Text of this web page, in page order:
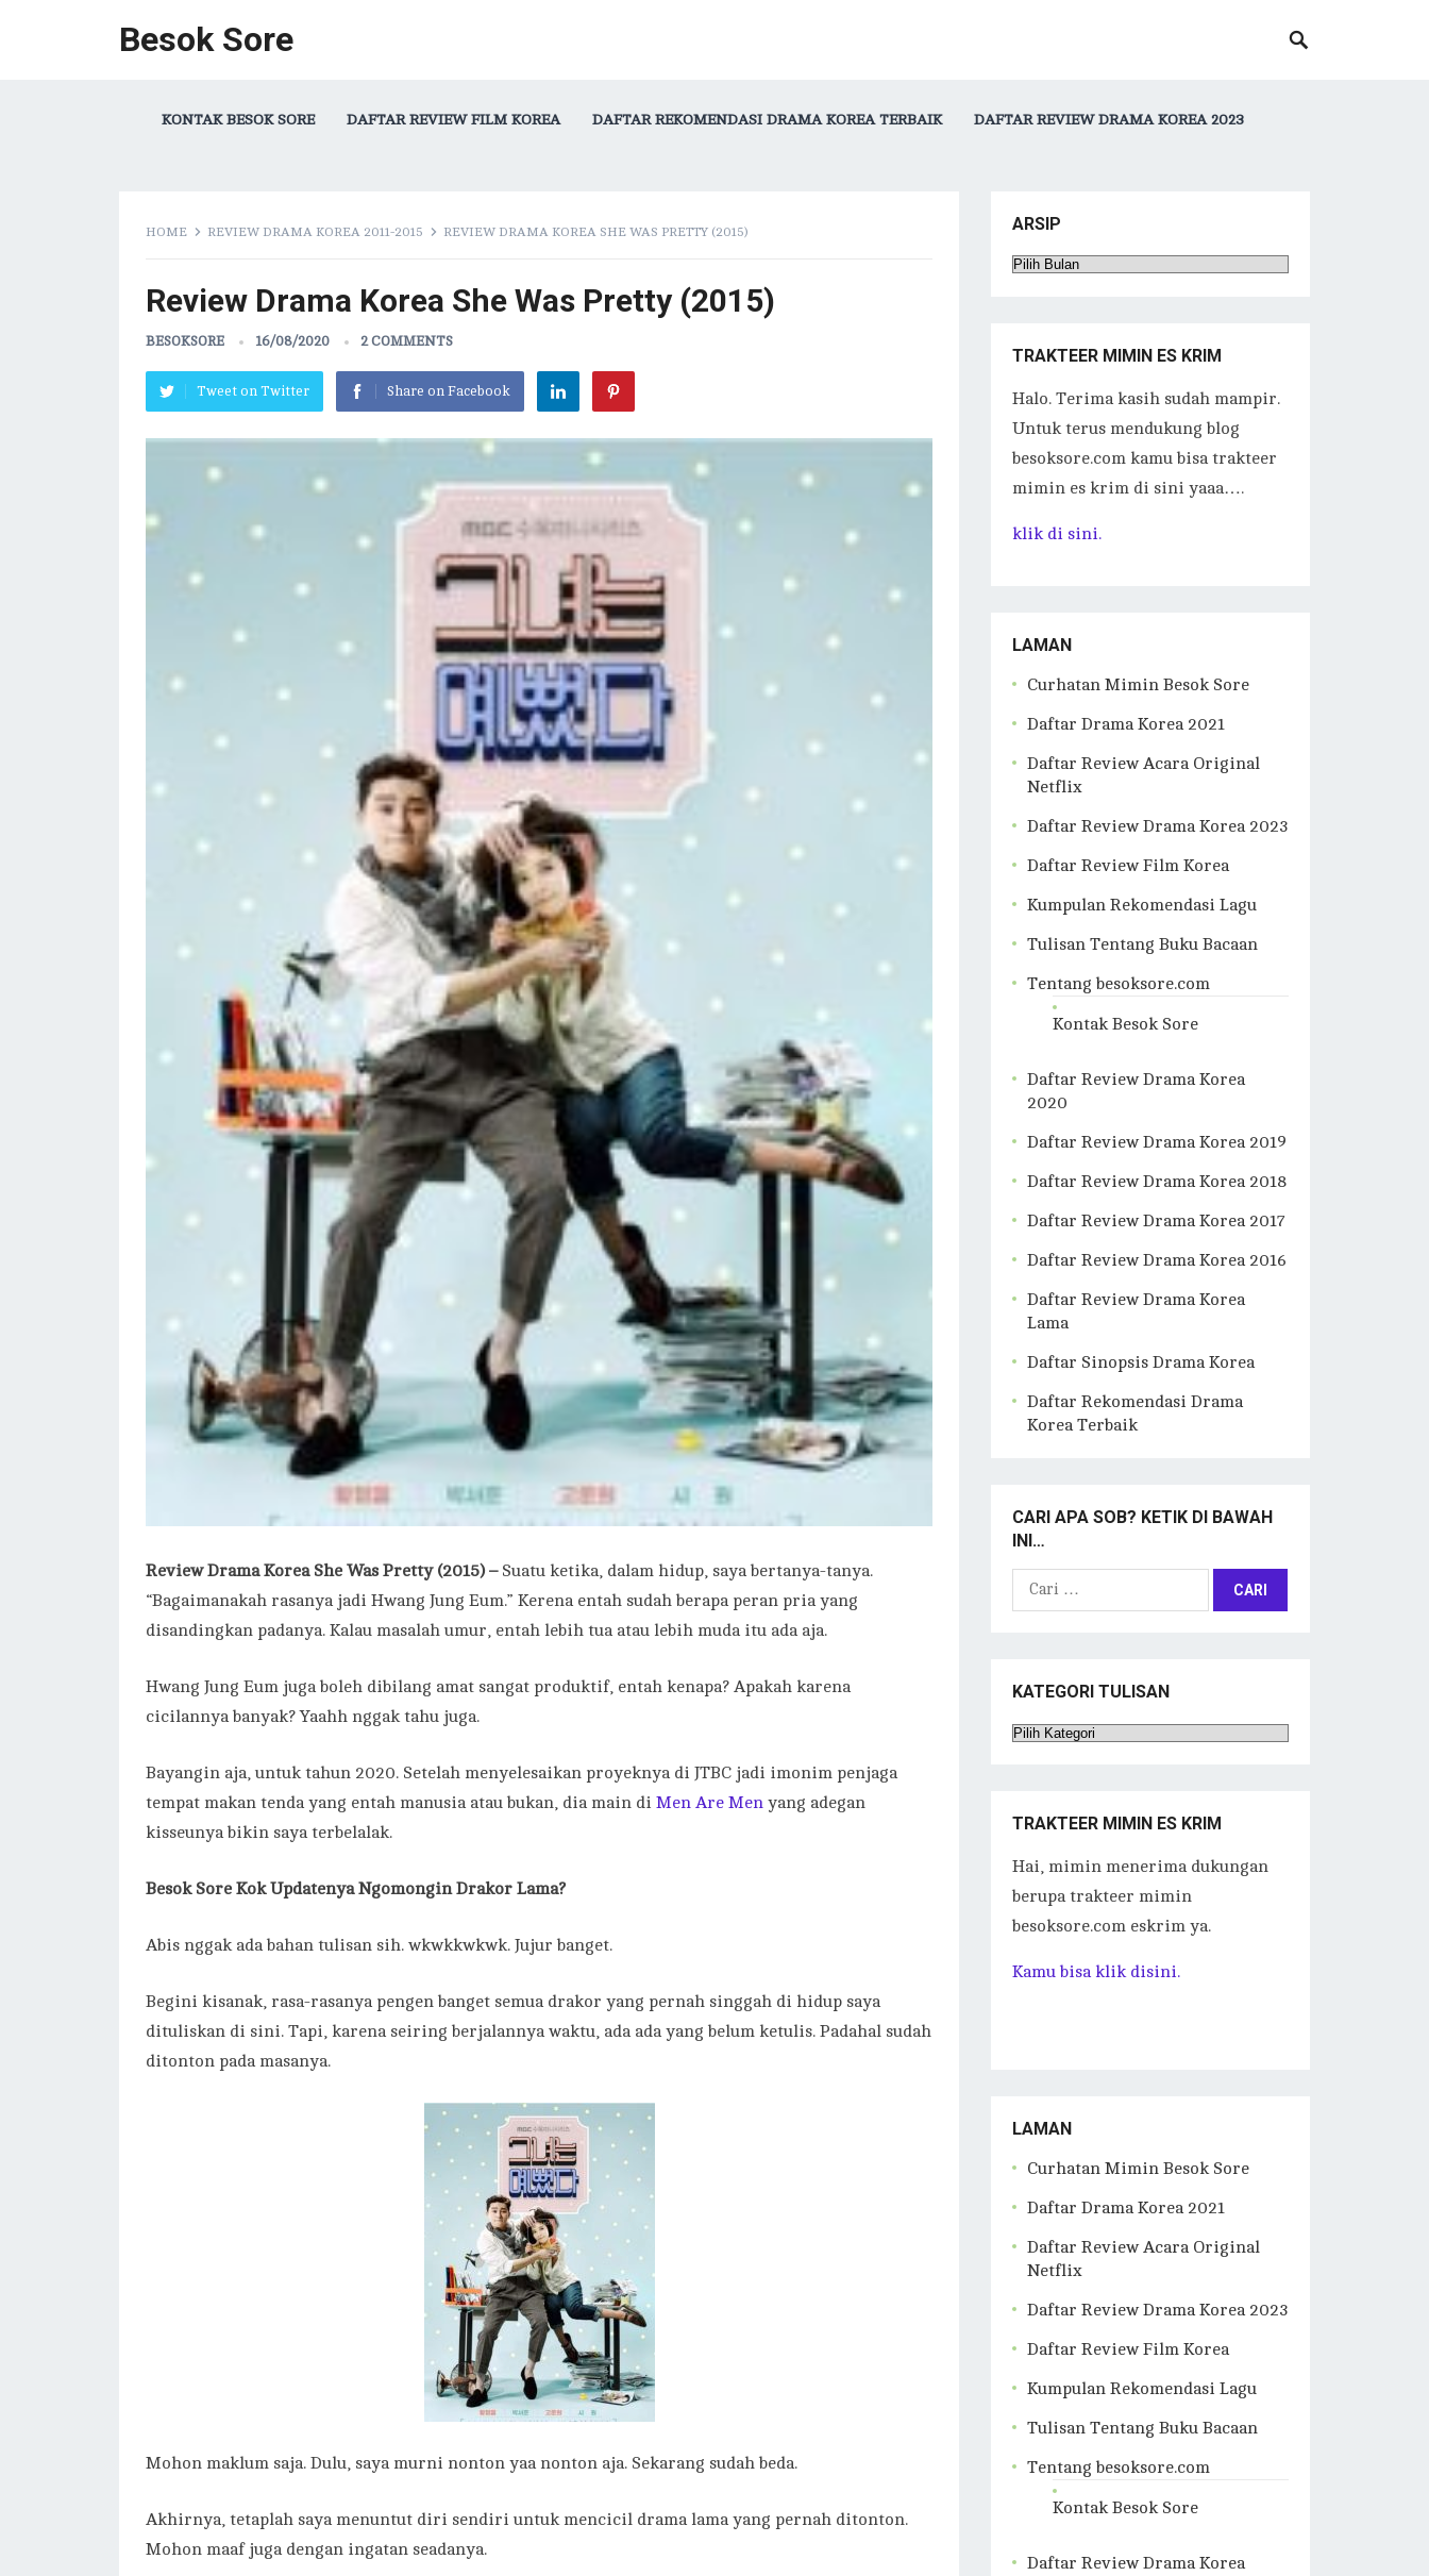
Besok Sore
KONTAK BESOK SORE DAFTAR REVIEW FILM KOREA DAFTAR REKOMENDASI DRAMA KOREA TERBAIK DAFTAR REVIEW DRAMA KOREA 2023
HOME REVIEW DRAMA KOREA 2011-2015 REVIEW DRAMA KOREA SHE WAS PRETTY (2015)
Review Drama Korea She Was Pretty (2015)
BESOKSORE 16/08/2020 2 COMMENTS
Tweet on Twitter Share on Facebook
Review Drama Korea She Was Pretty (2015) – Suatu ketika, dalam hidup, saya bertanya-tanya.
“Bagaimanakah rasanya jadi Hwang Jung Eum.” Kerena entah sudah berapa peran pria yang
disandingkan padanya. Kalau masalah umur, entah lebih tua atau lebih muda itu ada aja.
Hwang Jung Eum juga boleh dibilang amat sangat produktif, entah kenapa? Apakah karena
cicilannya banyak? Yaahh nggak tahu juga.
Bayangin aja, untuk tahun 2020. Setelah menyelesaikan proyeknya di JTBC jadi imonim penjaga
tempat makan tenda yang entah manusia atau bukan, dia main di Men Are Men yang adegan
kisseunya bikin saya terbelalak.
Besok Sore Kok Updatenya Ngomongin Drakor Lama?
Abis nggak ada bahan tulisan sih. wkwkkwkwk. Jujur banget.
Begini kisanak, rasa-rasanya pengen banget semua drakor yang pernah singgah di hidup saya
dituliskan di sini. Tapi, karena seiring berjalannya waktu, ada ada yang belum ketulis. Padahal sudah
ditonton pada masanya.
Mohon maklum saja. Dulu, saya murni nonton yaa nonton aja. Sekarang sudah beda.
Akhirnya, tetaplah saya menuntut diri sendiri untuk mencicil drama lama yang pernah ditonton.
Mohon maaf juga dengan ingatan seadanya.
ARSIP
Arsip
TRAKTEER MIMIN ES KRIM
Halo. Terima kasih sudah mampir.
Untuk terus mendukung blog
besoksore.com kamu bisa trakteer
mimin es krim di sini yaaa….
klik di sini.
LAMAN
Curhatan Mimin Besok Sore
Daftar Drama Korea 2021
Daftar Review Acara Original
Netflix
Daftar Review Drama Korea 2023
Daftar Review Film Korea
Kumpulan Rekomendasi Lagu
Tulisan Tentang Buku Bacaan
Tentang besoksore.com
Kontak Besok Sore
Daftar Review Drama Korea
2020
Daftar Review Drama Korea 2019
Daftar Review Drama Korea 2018
Daftar Review Drama Korea 2017
Daftar Review Drama Korea 2016
Daftar Review Drama Korea
Lama
Daftar Sinopsis Drama Korea
Daftar Rekomendasi Drama
Korea Terbaik
CARI APA SOB? KETIK DI BAWAH
INI…
Cari
KATEGORI TULISAN
Kategori
TRAKTEER MIMIN ES KRIM
Hai, mimin menerima dukungan
berupa trakteer mimin
besoksore.com eskrim ya.
Kamu bisa klik disini.
LAMAN
Curhatan Mimin Besok Sore
Daftar Drama Korea 2021
Daftar Review Acara Original
Netflix
Daftar Review Drama Korea 2023
Daftar Review Film Korea
Kumpulan Rekomendasi Lagu
Tulisan Tentang Buku Bacaan
Tentang besoksore.com
Kontak Besok Sore
Daftar Review Drama Korea